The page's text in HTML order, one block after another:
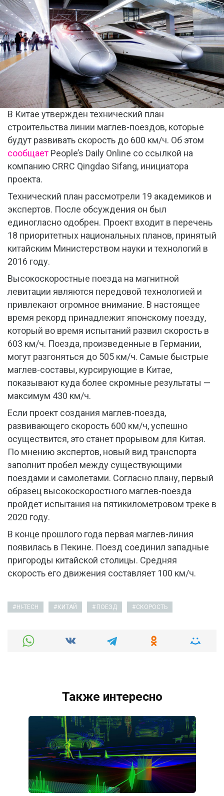
В Китае утвержден технический план
строительства линии маглев-поездов, которые
будут развивать скорость до 600 км/ч. Об этом
сообщает People’s Daily Online со ссылкой на
компанию CRRC Qingdao Sifang, инициатора
проекта.
Технический план рассмотрели 19 академиков и
экспертов. После обсуждения он был
единогласно одобрен. Проект входит в перечень
18 приоритетных национальных планов, принятый
китайским Министерством науки и технологий в
2016 году.
Высокоскоростные поезда на магнитной
левитации являются передовой технологией и
привлекают огромное внимание. В настоящее
время рекорд принадлежит японскому поезду,
который во время испытаний развил скорость в
603 км/ч. Поезда, произведенные в Германии,
могут разгоняться до 505 км/ч. Самые быстрые
маглев-составы, курсирующие в Китае,
показывают куда более скромные результаты —
максимум 430 км/ч.
Если проект создания маглев-поезда,
развивающего скорость 600 км/ч, успешно
осуществится, это станет прорывом для Китая.
По мнению экспертов, новый вид транспорта
заполнит пробел между существующими
поездами и самолетами. Согласно плану, первый
образец высокоскоростного маглев-поезда
пройдет испытания на пятикилометровом треке в
2020 году.
В конце прошлого года первая маглев-линия
появилась в Пекине. Поезд соединил западные
пригороды китайской столицы. Средняя
скорость его движения составляет 100 км/ч.
HI-TECH КИТАЙ ПОЕЗД СКОРОСТЬ
Также интересно